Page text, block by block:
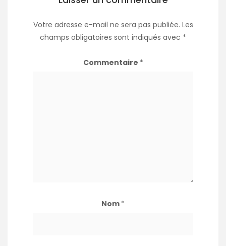
Votre adresse e-mail ne sera pas publiée. Les
champs obligatoires sont indiqués avec *
Commentaire *
Nom *